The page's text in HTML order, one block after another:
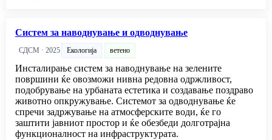
Систем за наводнување и одводнување
СДСМ · 2025 Екологија ветено
Инсталирање систем за наводнување на зелените
површини ќе овозможи нивна редовна одржливост,
подобрување на урбаната естетика и создавање поздраво
животно опкружување. Системот за одводнување ќе
спречи задржување на атмосферските води, ќе го
заштити јавниот простор и ќе обезбеди долготрајна
функционалност на инфраструктурата.